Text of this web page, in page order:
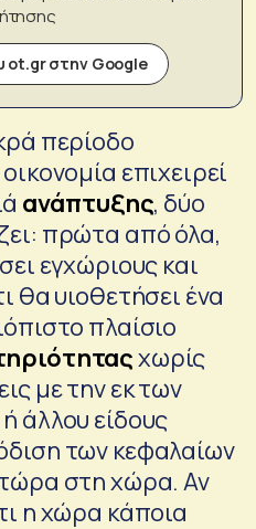
ot.gr στην Google
περίοδο
επιχειρεί
ανάπτυξης, δύο
πρώτα από όλα,
εγχώριους και
θα υιοθετήσει ένα
πλαίσιο
χωρίς
με την εκ των
άλλου είδους
των κεφαλαίων
στη χώρα. Αν
η χώρα κάποια